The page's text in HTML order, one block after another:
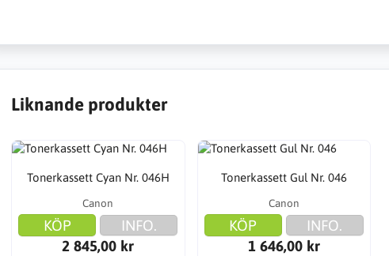
Liknande produkter
Tonerkassett Cyan Nr. 046H
Canon
KÖP
INFO.
2 845,00 kr
Tonerkassett Gul Nr. 046
Canon
KÖP
INFO.
1 646,00 kr